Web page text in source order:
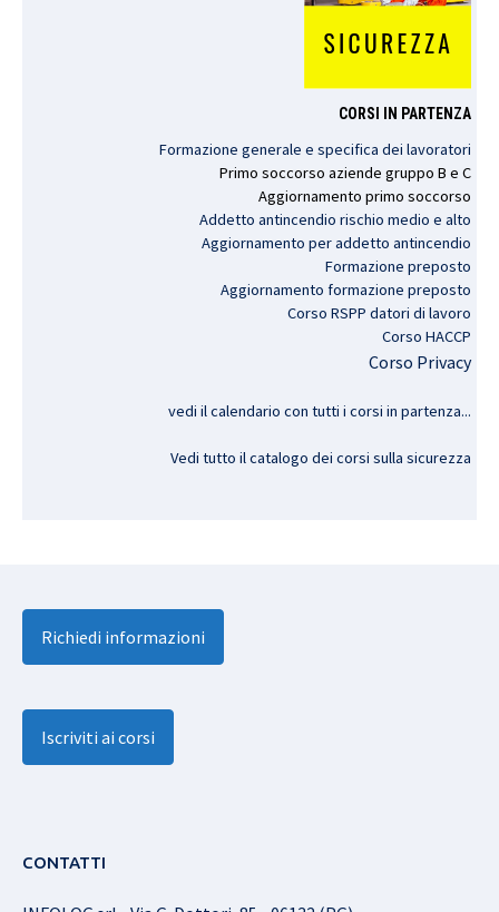
CORSI IN PARTENZA
Formazione generale e specifica dei lavoratori
Primo soccorso aziende gruppo B e C
Aggiornamento primo soccorso
Addetto antincendio rischio medio e alto
Aggiornamento per addetto antincendio
Formazione preposto
Aggiornamento formazione preposto
Corso RSPP datori di lavoro
Corso HACCP
Corso Privacy
vedi il calendario con tutti i corsi in partenza...
Vedi tutto il catalogo dei corsi sulla sicurezza
Richiedi informazioni
Iscriviti ai corsi
CONTATTI